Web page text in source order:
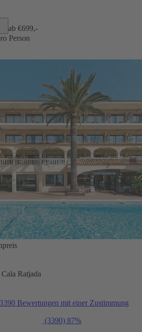
ab €699,-
Person
Ratjada
Bewertungen mit einer Zustimmung
(3390) 87%